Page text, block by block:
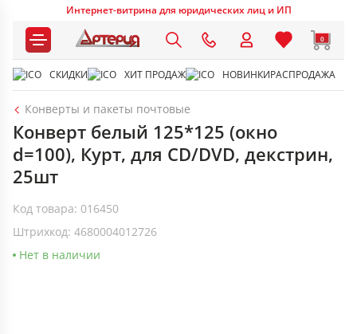
Интернет-витрина для юридических лиц и ИП
0
СКИДКИ ХИТ ПРОДАЖ НОВИНКИРАСПРОДАЖА
Конверты и пакеты почтовые
Конверт белый 125*125 (окно
d=100), Курт, для CD/DVD, декстрин,
25шт
Код товара: 016450
Штрихкод: 4680004012726
Нет в наличии